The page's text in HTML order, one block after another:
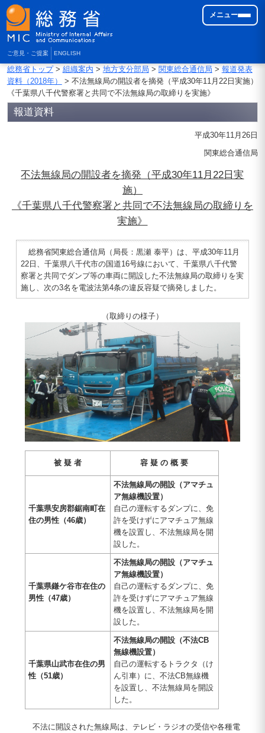
ご意見・ご提案 ENGLISH
メニュー
総務省トップ> 組織案内 > 地方支分部局 > 関東総合通信局 > 報道発表
資料（2018年）
> 不法無線局の開設者を摘発（平成30年11月22日実施）
《千葉県八千代警察署と共同で不法無線局の取締りを実施》
報道資料
平成30年11月26日
関東総合通信局
不法無線局の開設者を摘発（平成30年11月22日実
施）
《千葉県八千代警察署と共同で不法無線局の取締りを
実施》
総務省関東総合通信局（局長：黒瀬 泰平）は、平成30年11月
22日、千葉県八千代市の国道16号線において、千葉県八千代警
察署と共同でダンプ等の車両に開設した不法無線局の取締りを実
施し、次の3名を電波法第4条の違反容疑で摘発しました。
（取締りの様子）
被 疑 者 容 疑 の 概 要
千葉県安房郡鋸南町在
住の男性（46歳）
不法無線局の開設（アマチュ
ア無線機設置）
自己の運転するダンプに、免
許を受けずにアマチュア無線
機を設置し、不法無線局を開
設した。
千葉県鎌ケ谷市在住の
男性（47歳）
不法無線局の開設（アマチュ
ア無線機設置）
自己の運転するダンプに、免
許を受けずにアマチュア無線
機を設置し、不法無線局を開
設した。
千葉県山武市在住の男
性（51歳）
不法無線局の開設（不法CB
無線機設置）
自己の運転するトラクタ（け
ん引車）に、不法CB無線機
を設置し、不法無線局を開設
した。
不法に開設された無線局は、テレビ・ラジオの受信や各種電